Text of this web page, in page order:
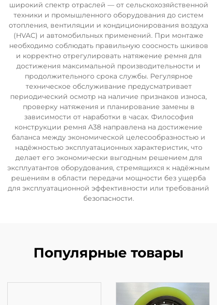
широкий спектр отраслей — от сельскохозяйственной
техники и промышленного оборудования до систем
отопления, вентиляции и кондиционирования воздуха
(HVAC) и автомобильных применений. При монтаже
необходимо соблюдать правильную соосность шкивов
и корректно отрегулировать натяжение ремня для
достижения максимальной производительности и
продолжительного срока службы. Регулярное
техническое обслуживание предусматривает
периодический осмотр на наличие признаков износа,
проверку натяжения и планирование замены в
зависимости от наработки в часах. Философия
конструкции ремня A38 направлена на достижение
баланса между экономической целесообразностью и
надёжностью эксплуатационных характеристик, что
делает его экономически выгодным решением для
эксплуатантов оборудования, стремящихся к надёжным
решениям в области передачи мощности без ущерба
для эксплуатационной эффективности или требований
безопасности.
Популярные товары